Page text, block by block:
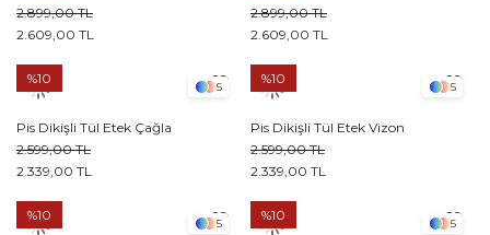
2.609,00 TL
2.899,00 TL
2.609,00 TL
2.899,00 TL
5
Pis Dikişli Tül Etek Çağla
2.339,00 TL
2.599,00 TL
%10
5
Pis Dikişli Tül Etek Vizon
2.339,00 TL
2.599,00 TL
%10
5
%10
5
%10